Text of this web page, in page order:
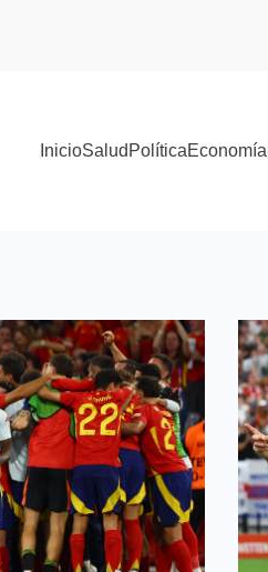
InicioSalud PolíticaEconomía